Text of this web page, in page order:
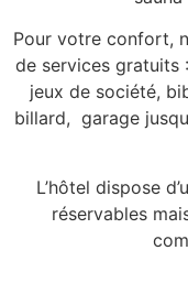
Pour votre confort,
de services gratuits
jeux de société,
billard, garage
L’hôtel dispose
réservables